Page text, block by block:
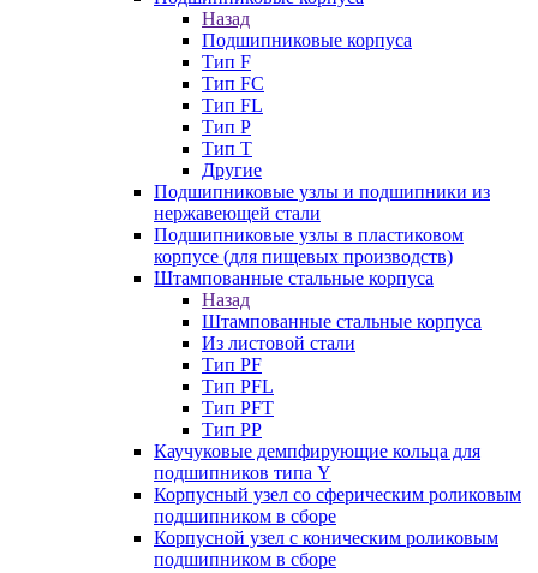
Назад
Подшипниковые корпуса
Тип F
Тип FC
Тип FL
Тип P
Тип T
Другие
Подшипниковые узлы и подшипники из
нержавеющей стали
Подшипниковые узлы в пластиковом
корпусе (для пищевых производств)
Штампованные стальные корпуса
Назад
Штампованные стальные корпуса
Из листовой стали
Тип PF
Тип PFL
Тип PFT
Тип PP
Каучуковые демпфирующие кольца для
подшипников типа Y
Корпусный узел со сферическим роликовым
подшипником в сборе
Корпусной узел с коническим роликовым
подшипником в сборе